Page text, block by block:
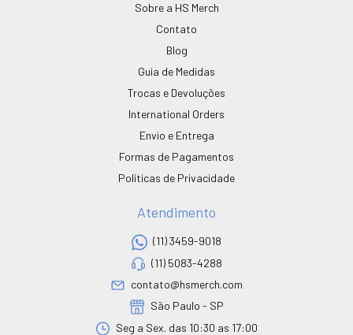
Sobre a HS Merch
Contato
Blog
Guia de Medidas
Trocas e Devoluções
International Orders
Envio e Entrega
Formas de Pagamentos
Políticas de Privacidade
Atendimento
(11) 3459-9018
(11) 5083-4288
contato@hsmerch.com
São Paulo - SP
Seg a Sex. das 10:30 as 17:00